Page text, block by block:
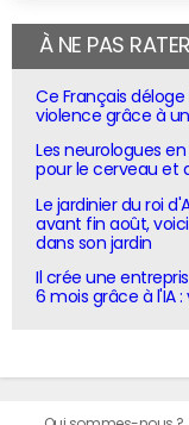
À NE PAS RATER
Ce Français
violence grâce à
Les neurologues
pour le cerveau et
Le jardinier du roi
avant fin août,
dans son jardin
Il crée une
6 mois grâce à l'IA